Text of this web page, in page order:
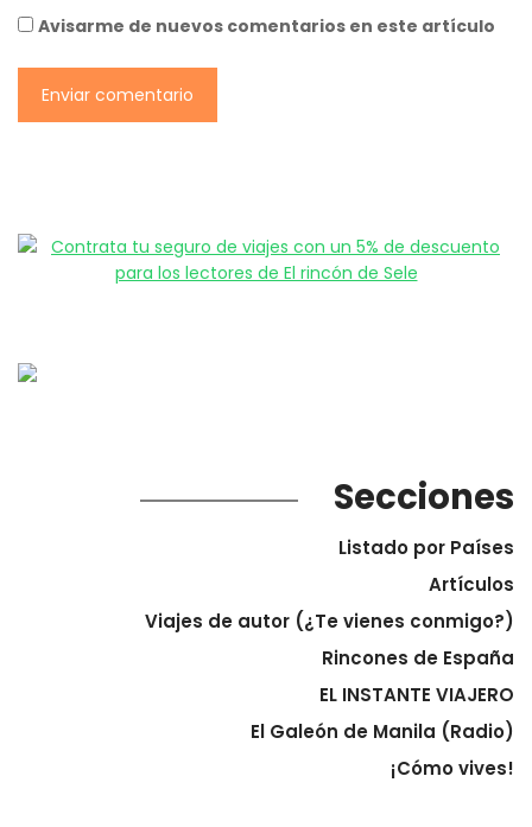
Avisarme de nuevos comentarios en este artículo
Secciones
Listado por Países
Artículos
Viajes de autor (¿Te vienes conmigo?)
Rincones de España
EL INSTANTE VIAJERO
El Galeón de Manila (Radio)
¡Cómo vives!